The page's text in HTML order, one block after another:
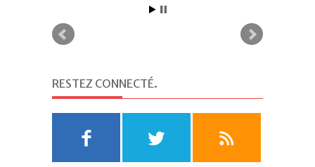
4019
7,194
Subscribe via
SUIVEZ-MOI SUR TWITTER.